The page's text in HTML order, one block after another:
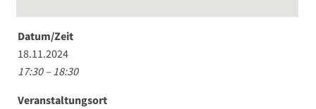
Datum/Zeit
18.11.2024
17:30 – 18:30
Veranstaltungsort